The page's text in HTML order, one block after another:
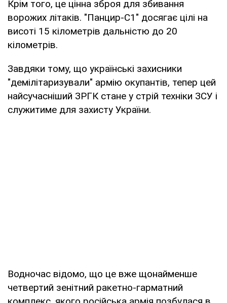
Крім того, це цінна зброя для збивання
ворожих літаків. "Панцир-С1" досягає цілі на
висоті 15 кілометрів дальністю до 20
кілометрів.
Завдяки тому, що українські захисники
"демілітаризували" армію окупантів, тепер цей
найсучасніший ЗРГК стане у стрій техніки ЗСУ і
служитиме для захисту України.
Водночас відомо, що це вже щонайменше
четвертий зенітний ракетно-гарматний